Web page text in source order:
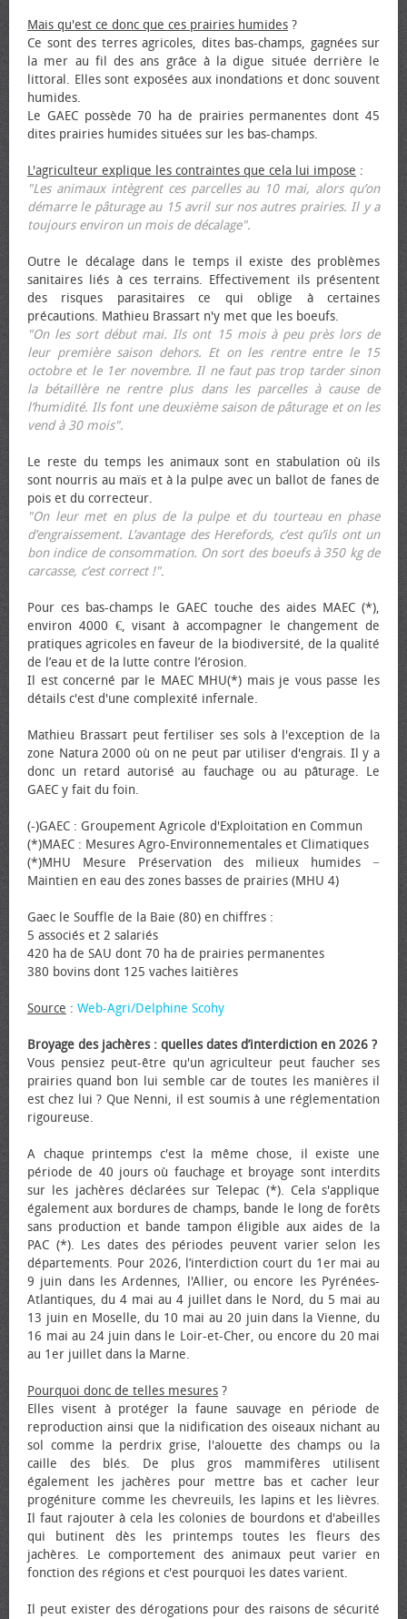
Mais qu'est ce donc que ces prairies humides ?
Ce sont des terres agricoles, dites bas-champs, gagnées sur
la mer au fil des ans grâce à la digue située derrière le
littoral. Elles sont exposées aux inondations et donc souvent
humides.
Le GAEC possède 70 ha de prairies permanentes dont 45
dites prairies humides situées sur les bas-champs.
L'agriculteur explique les contraintes que cela lui impose :
"Les animaux intègrent ces parcelles au 10 mai, alors qu’on
démarre le pâturage au 15 avril sur nos autres prairies. Il y a
toujours environ un mois de décalage".
Outre le décalage dans le temps il existe des problèmes
sanitaires liés à ces terrains. Effectivement ils présentent
des risques parasitaires ce qui oblige à certaines
précautions. Mathieu Brassart n'y met que les bœufs.
"On les sort début mai. Ils ont 15 mois à peu près lors de
leur première saison dehors. Et on les rentre entre le 15
octobre et le 1er novembre. Il ne faut pas trop tarder sinon
la bétaillère ne rentre plus dans les parcelles à cause de
l’humidité. Ils font une deuxième saison de pâturage et on les
vend à 30 mois".
Le reste du temps les animaux sont en stabulation où ils
sont nourris au maïs et à la pulpe avec un ballot de fanes de
pois et du correcteur.
"On leur met en plus de la pulpe et du tourteau en phase
d’engraissement. L’avantage des Herefords, c’est qu’ils ont un
bon indice de consommation. On sort des bœufs à 350 kg de
carcasse, c’est correct !".
Pour ces bas-champs le GAEC touche des aides MAEC (*),
environ 4000 €, visant à accompagner le changement de
pratiques agricoles en faveur de la biodiversité, de la qualité
de l’eau et de la lutte contre l’érosion.
Il est concerné par le MAEC MHU(*) mais je vous passe les
détails c'est d'une complexité infernale.
Mathieu Brassart peut fertiliser ses sols à l'exception de la
zone Natura 2000 où on ne peut par utiliser d'engrais. Il y a
donc un retard autorisé au fauchage ou au pâturage. Le
GAEC y fait du foin.
(-)GAEC : Groupement Agricole d'Exploitation en Commun
(*)MAEC : Mesures Agro-Environnementales et Climatiques
(*)MHU Mesure Préservation des milieux humides −
Maintien en eau des zones basses de prairies (MHU 4)
Gaec le Souffle de la Baie (80) en chiffres :
5 associés et 2 salariés
420 ha de SAU dont 70 ha de prairies permanentes
380 bovins dont 125 vaches laitières
Source : Web-Agri/Delphine Scohy
Broyage des jachères : quelles dates d’interdiction en 2026 ?
Vous pensiez peut-être qu'un agriculteur peut faucher ses
prairies quand bon lui semble car de toutes les manières il
est chez lui ? Que Nenni, il est soumis à une réglementation
rigoureuse.
A chaque printemps c'est la même chose, il existe une
période de 40 jours où fauchage et broyage sont interdits
sur les jachères déclarées sur Telepac (*). Cela s'applique
également aux bordures de champs, bande le long de forêts
sans production et bande tampon éligible aux aides de la
PAC (*). Les dates des périodes peuvent varier selon les
départements. Pour 2026, l’interdiction court du 1er mai au
9 juin dans les Ardennes, l'Allier, ou encore les Pyrénées-
Atlantiques, du 4 mai au 4 juillet dans le Nord, du 5 mai au
13 juin en Moselle, du 10 mai au 20 juin dans la Vienne, du
16 mai au 24 juin dans le Loir-et-Cher, ou encore du 20 mai
au 1er juillet dans la Marne.
Pourquoi donc de telles mesures ?
Elles visent à protéger la faune sauvage en période de
reproduction ainsi que la nidification des oiseaux nichant au
sol comme la perdrix grise, l'alouette des champs ou la
caille des blés. De plus gros mammifères utilisent
également les jachères pour mettre bas et cacher leur
progéniture comme les chevreuils, les lapins et les lièvres.
Il faut rajouter à cela les colonies de bourdons et d'abeilles
qui butinent dès les printemps toutes les fleurs des
jachères. Le comportement des animaux peut varier en
fonction des régions et c'est pourquoi les dates varient.
Il peut exister des dérogations pour des raisons de sécurité